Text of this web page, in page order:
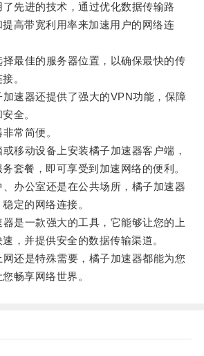
进的技术，通过优化数据传输路
高带宽利用率来加速用户的网络连
佳的服务器位置，以确保最快的传
。
器还提供了强大的VPN功能，保障
全。
常简便。
动设备上安装橘子加速器客户端，
套餐，即可享受到加速网络的便利。
公室还是在公共场所，橘子加速器
定的网络连接。
一款强大的工具，它能够让您的上
，并提供安全的数据传输渠道。
是特殊需要，橘子加速器都能为您
畅享网络世界。